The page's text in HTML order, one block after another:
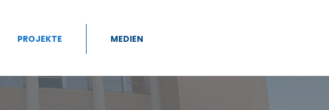
PROJEKTE MEDIEN